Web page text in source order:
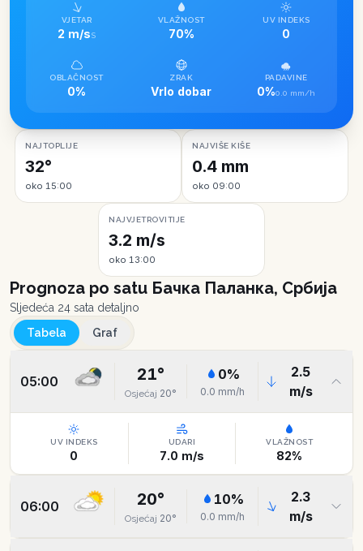
VJETAR
2 m/sS
VLAŽNOST
70%
UV INDEKS
0
OBLAČNOST
0%
ZRAK
Vrlo dobar
PADAVINE
0%0.0 mm/h
NAJTOPLIJE
32°
oko 15:00
NAJVIŠE KIŠE
0.4 mm
oko 09:00
NAJVJETROVITIJE
3.2 m/s
oko 13:00
Prognoza po satu Бачка Паланка, Србија
Sljedeća 24 sata detaljno
Tabela
Graf
05:00 21°
Osjećaj 20°
0%
0.0 mm/h
2.5
m/s
UV INDEKS
0
UDARI
7.0 m/s
VLAŽNOST
82%
06:00 20°
Osjećaj 20°
10%
0.0 mm/h
2.3
m/s